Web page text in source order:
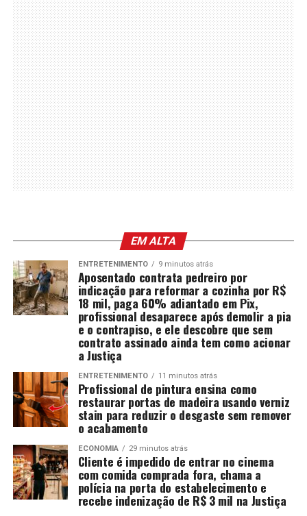
EM ALTA
ENTRETENIMENTO 9 minutos atrás
Aposentado contrata pedreiro por
indicação para reformar a cozinha por R$
18 mil, paga 60% adiantado em Pix,
profissional desaparece após demolir a pia
e o contrapiso, e ele descobre que sem
contrato assinado ainda tem como acionar
a Justiça
ENTRETENIMENTO 11 minutos atrás
Profissional de pintura ensina como
restaurar portas de madeira usando verniz
stain para reduzir o desgaste sem remover
o acabamento
ECONOMIA 29 minutos atrás
Cliente é impedido de entrar no cinema
com comida comprada fora, chama a
polícia na porta do estabelecimento e
recebe indenização de R$ 3 mil na Justiça